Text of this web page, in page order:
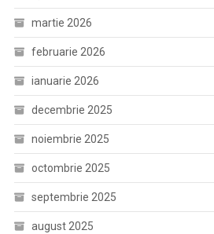
martie 2026
februarie 2026
ianuarie 2026
decembrie 2025
noiembrie 2025
octombrie 2025
septembrie 2025
august 2025